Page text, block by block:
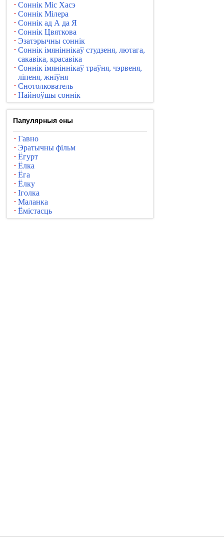
Соннік Міс Хасэ
Соннік Мілера
Соннік ад А да Я
Соннік Цвяткова
Эзатэрычны соннік
Соннік імяніннікаў студзеня, лютага,
сакавіка, красавіка
Соннік імяніннікаў траўня, чэрвеня,
ліпеня, жніўня
Снотолкователь
Найноўшы соннік
Папулярныя сны
Гавно
Эратычны фільм
Ёгурт
Ёлка
Ёга
Ёлку
Іголка
Маланка
Ёмістасць